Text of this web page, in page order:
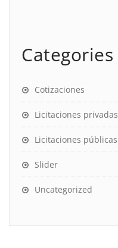
Categories
Cotizaciones
Licitaciones privadas
Licitaciones públicas
Slider
Uncategorized